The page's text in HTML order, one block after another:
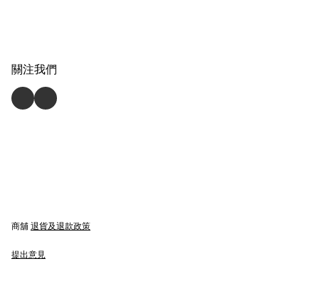
關注我們
商舖 退貨及退款政策
提出意見